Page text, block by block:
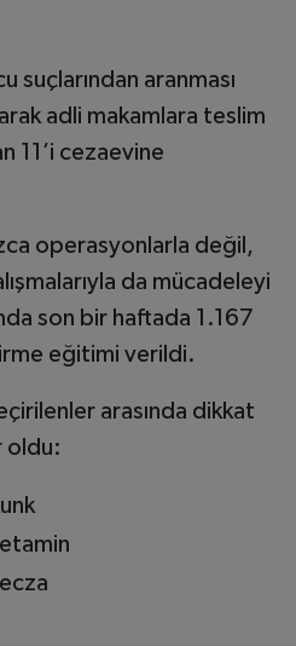
suçlarından aranması
adli makamlara teslim
11’i cezaevine
operasyonlarla değil,
da mücadeleyi
son bir haftada 1.167
eğitimi verildi.
arasında dikkat
oldu: